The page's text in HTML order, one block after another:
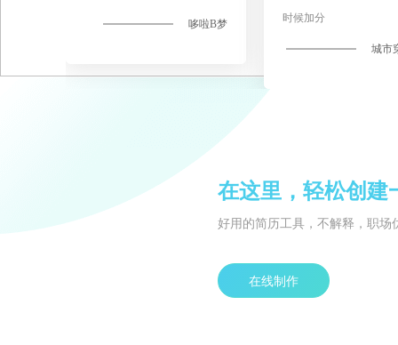
哆啦B梦
时候加分
城市
在这里，轻松创建
好用的简历工具，不解释，职场
在线制作